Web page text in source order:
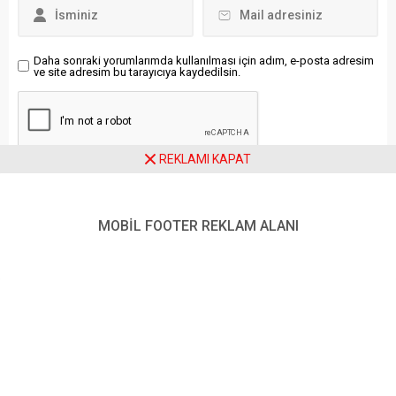
Deborah Turness, ABD
heykelinin arka duvarına
Utku,...
Daha sonraki yorumlarımda kullanılması için adım, e-posta adresim
ve site adresim bu tarayıcıya kaydedilsin.
Ziyaretçi Yorumları - 0 Yorum
REKLAMI KAPAT
MOBİL FOOTER REKLAM ALANI